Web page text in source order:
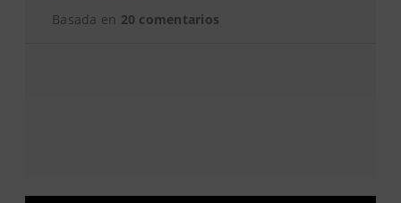
Basada en 20 comentarios